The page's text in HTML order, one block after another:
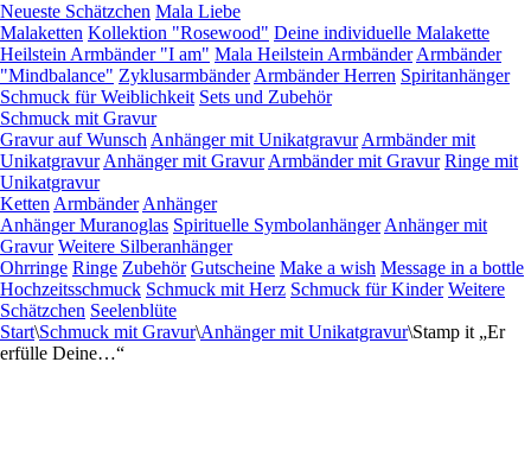
Neueste Schätzchen Mala Liebe
Malaketten Kollektion "Rosewood" Deine individuelle Malakette
Heilstein Armbänder "I am" Mala Heilstein Armbänder Armbänder
"Mindbalance" Zyklusarmbänder Armbänder Herren Spiritanhänger
Schmuck für Weiblichkeit Sets und Zubehör
Schmuck mit Gravur
Gravur auf Wunsch Anhänger mit Unikatgravur Armbänder mit
Unikatgravur Anhänger mit Gravur Armbänder mit Gravur Ringe mit
Unikatgravur
Ketten Armbänder Anhänger
Anhänger Muranoglas Spirituelle Symbolanhänger Anhänger mit
Gravur Weitere Silberanhänger
Ohrringe Ringe Zubehör Gutscheine Make a wish Message in a bottle
Hochzeitsschmuck Schmuck mit Herz Schmuck für Kinder Weitere
Schätzchen Seelenblüte
Start\Schmuck mit Gravur\Anhänger mit Unikatgravur\Stamp it „Er
erfülle Deine…“